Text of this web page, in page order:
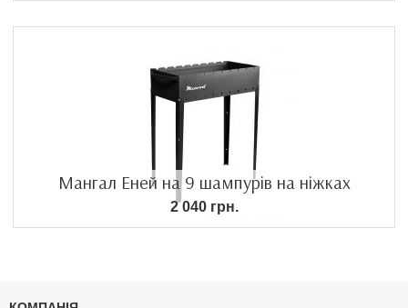
Мангал Еней на 9 шампурів на ніжках
2 040 грн.